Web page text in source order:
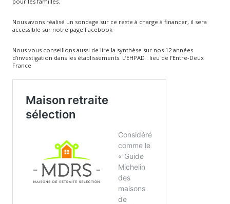
Nous avons réalisé un sondage sur ce reste à charge à financer, il sera
accessible sur notre page Facebook
Nous vous conseillons aussi de lire la synthèse sur nos 12 années
d’investigation dans les établissements. L’EHPAD : lieu de l’Entre-Deux
France